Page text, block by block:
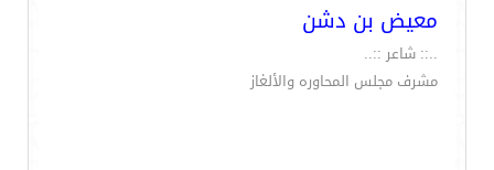
معيض بن دشن
..:: شاعر ::..
مشرف مجلس المحاوره والألغاز